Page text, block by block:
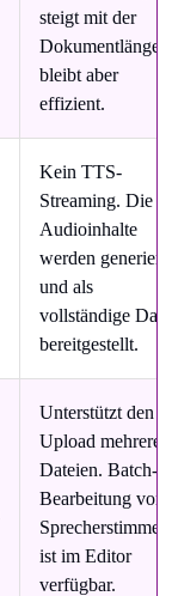
steigt mit der
Dokumentlänge,
bleibt aber
effizient.
Kein TTS-
Streaming. Die
Audioinhalte
werden generiert
und als
vollständige
bereitgestellt.
Unterstützt den
Upload mehrerer
Dateien. Batch-
Bearbeitung von
Sprecherstimmen
ist im Editor
verfügbar.